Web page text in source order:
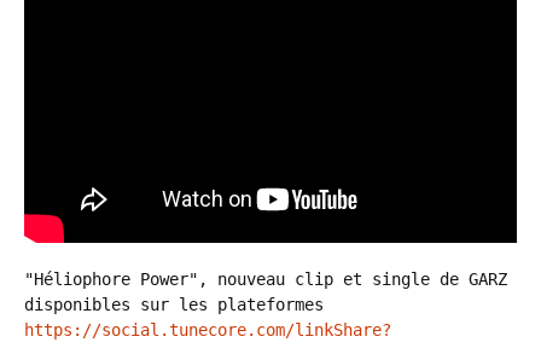
"Héliophore Power", nouveau clip et single de GARZ
https://social.tunecore.com/linkShare?